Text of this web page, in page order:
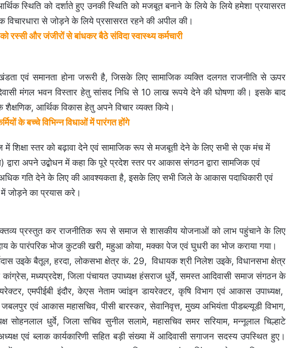
स्थिति को दर्शाते हुए उनकी स्थिति को मजबूत बनाने के लिये के लिये हमेशा प्रयासरत
से जोड़ने के लिये प्रसासरत रहने की अपील की।
और जंजीरों से बांधकर बैठे संविदा स्वास्थ्य कर्मचारी
एवं समानता होना जरूरी है, जिसके लिए सामाजिक व्यक्ति दलगत राजनीति से ऊपर
मंगल भवन विस्तार हेतु सांसद निधि से 10 लाख रूपये देने की घोषणा की। इसके बाद
शैक्षणिक, आर्थिक विकास हेतु अपने विचार व्यक्त किये।
के बच्चे विभिन्न विधाओं में पारंगत होंगे
में शिक्षा स्तर को बढ़ावा देने एवं सामाजिक रूप से मजबूती देने के लिए सभी से एक मंच में
अपने उद्बोधन में कहा कि पूरे प्रदेश स्तर पर आकास संगठन द्वारा सामजिक एवं
गति देने के लिए की आवश्यकता है, इसके लिए सभी जिले के आकास पदाधिकारी एवं
जोड़ने का प्रयास करे।
वक्तव्य प्रस्तुत कर राजनीतिक रूप से समाज से शासकीय योजनाओं को लाभ पहुंचाने के लिए
के पारंपरिक भोज कुटकी खरी, महुआ कोया, मक्का पेज एवं घुधरी का भोज कराया गया।
उइके बैतूल, हरदा, लोकसभा क्षेत्र कं. 29, विधायक श्री निलेश उइके, विधानसभा क्षेत्र
कांग्रेस, मध्यप्रदेश, जिला पंचायत उपाध्यक्ष हंसराज धुर्वे, समस्त आदिवासी समाज संगठन के
एमपीईबी इंदौर, केएस नेताम ज्वांइन डायरेक्टर, कृषि विभाग एवं आकास उपाध्यक्ष,
जबलपुर एवं आकास महासचिव, पीसी बारस्कर, सेवानिवृत्त, मुख्य अभियंता पीडब्ल्यूडी विभाग,
सोहनलाल धुर्वे, जिला सचिव सुनील सलामे, महासचिव समर सरियाम, मन्नूलाल चिल्हाटे
एवं ब्लाक कार्यकारिणी सहित बड़ी संख्या में आदिवासी सगाजन सदस्य उपस्थित हुए।